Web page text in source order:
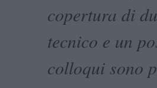
copertura di
tecnico e un
colloqui sono